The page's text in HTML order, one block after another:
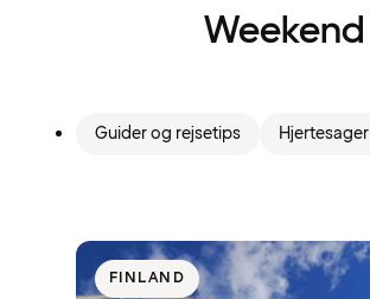
Weekend
Guider og rejsetips Hjertesager
FINLAND